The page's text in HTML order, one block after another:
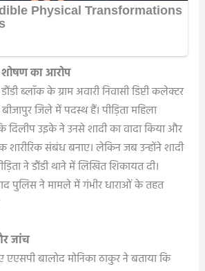
का आरोप
ब्लॉक के ग्राम अवारी निवासी डिप्टी कलेक्टर
जिले में पदस्थ हैं। पीड़िता महिला
उइके ने उनसे शादी का वादा किया और
संबंध बनाए। लेकिन जब उन्होंने शादी
ने डौंडी थाने में लिखित शिकायत दी।
पुलिस ने मामले में गंभीर धाराओं के तहत
जांच
एएसपी बालोद मोनिका ठाकुर ने बताया कि